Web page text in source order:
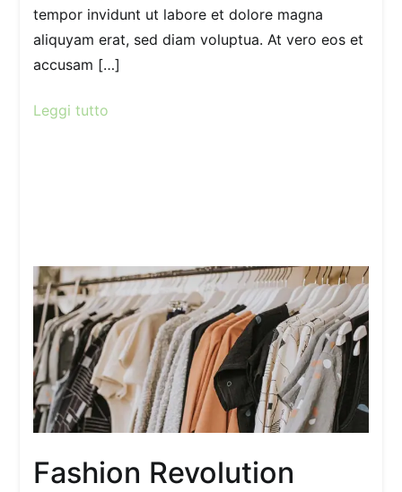
tempor invidunt ut labore et dolore magna
aliquyam erat, sed diam voluptua. At vero eos et
accusam […]
Leggi tutto
Fashion Revolution